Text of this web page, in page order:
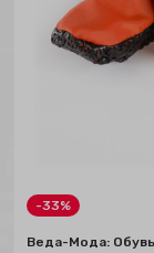
-33%
Веда-Мода: